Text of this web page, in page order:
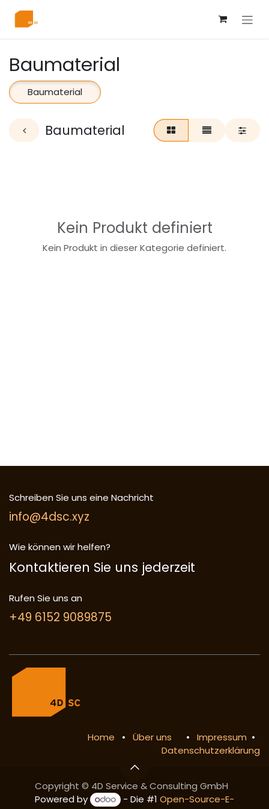
Baumaterial
Baumaterial
Baumaterial
Kein Produkt definiert
Kein Produkt in dieser Kategorie definiert.
Schreiben Sie uns eine Nachricht
info@4dsc.xyz
Wie können wir helfen?
Kontaktieren Sie uns jederzeit
Rufen Sie uns an
+49 6152 9089875
Home • Über uns • Impressum •
Datenschutzerklärung
Copyright © 4D Service & Consulting GmbH
Powered by
- Die #1Open-Source-E-